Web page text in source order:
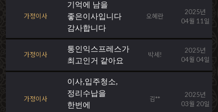
가정이사
기억에 남을
좋은이사입니다
감사합니다
오혜란
2025년
04월 11일
가정이사
통인익스프레스가
최고인거 같아요
박세!
2025년
04월 04일
가정이사
이사,입주청소,
정리수납을
한번에
김**
2025년
03월 20일